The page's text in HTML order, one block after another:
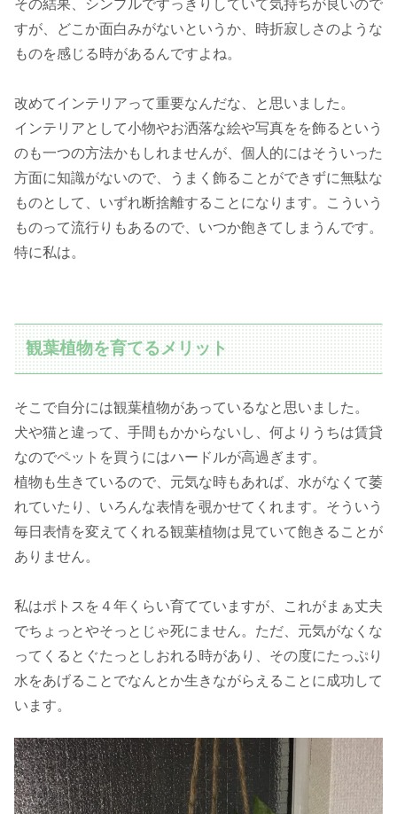
その結果、シンプルですっきりしていて気持ちが良いので
すが、どこか面白みがないというか、時折寂しさのような
ものを感じる時があるんですよね。
改めてインテリアって重要なんだな、と思いました。
インテリアとして小物やお洒落な絵や写真をを飾るという
のも一つの方法かもしれませんが、個人的にはそういった
方面に知識がないので、うまく飾ることができずに無駄な
ものとして、いずれ断捨離することになります。こういう
ものって流行りもあるので、いつか飽きてしまうんです。
特に私は。
観葉植物を育てるメリット
そこで自分には観葉植物があっているなと思いました。
犬や猫と違って、手間もかからないし、何よりうちは賃貸
なのでペットを買うにはハードルが高過ぎます。
植物も生きているので、元気な時もあれば、水がなくて萎
れていたり、いろんな表情を覗かせてくれます。そういう
毎日表情を変えてくれる観葉植物は見ていて飽きることが
ありません。
私はポトスを４年くらい育てていますが、これがまぁ丈夫
でちょっとやそっとじゃ死にません。ただ、元気がなくな
ってくるとぐたっとしおれる時があり、その度にたっぷり
水をあげることでなんとか生きながらえることに成功して
います。